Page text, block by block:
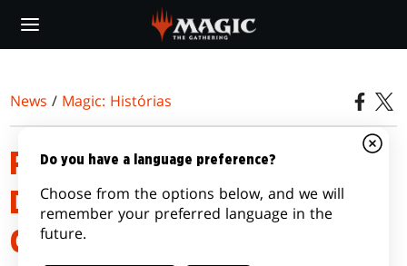
main
News / Magic: Histórias
PHYREXIA: TUDO SERÁ UM |
DURO COMO A RAIVA, CLARO
COMO A ALEGRIA
Do you have a language preference?
Choose from the options below, and we will
remember your preferred language in the
future.